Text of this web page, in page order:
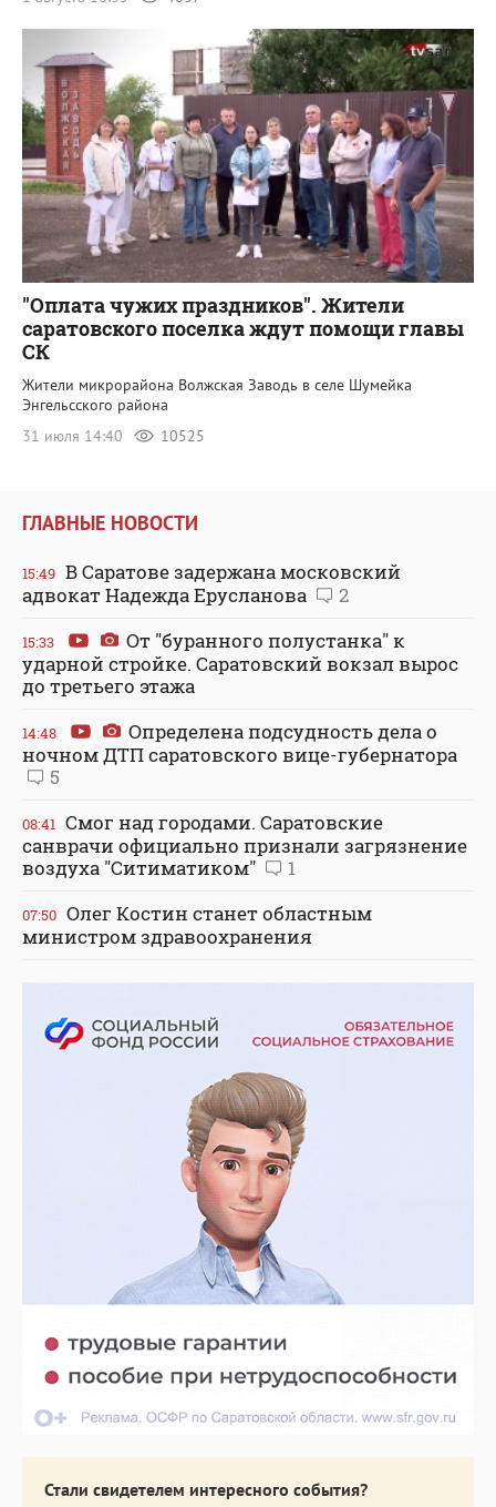
"Оплата чужих праздников". Жители
саратовского поселка ждут помощи главы
СК
Жители микрорайона Волжская Заводь в селе Шумейка
Энгельсского района
31 июля 14:40
10525
ГЛАВНЫЕ НОВОСТИ
15:49 В Саратове задержана московский
адвокат Надежда Ерусланова
2
15:33
От "буранного полустанка" к
ударной стройке. Саратовский вокзал вырос
до третьего этажа
14:48
Определена подсудность дела о
ночном ДТП саратовского вице-губернатора
5
08:41 Смог над городами. Саратовские
санврачи официально признали загрязнение
воздуха "Ситиматиком"
1
07:50 Олег Костин станет областным
министром здравоохранения
Стали свидетелем интересного события?